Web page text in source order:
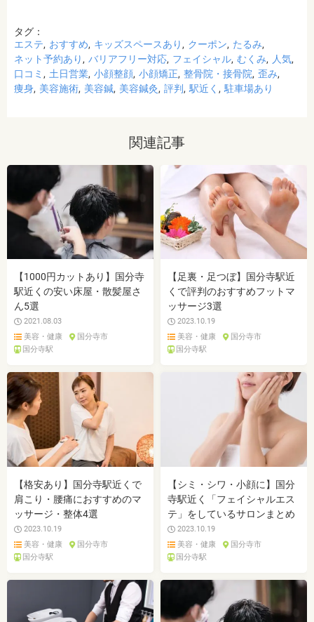
タグ：
エステ
おすすめ キッズスペースあり クーポン
たるみ
ネット予約あり
バリアフリー対応 フェイシャル むくみ
人気
口コミ
土日営業 小顔整顔 小顔矯正 整骨院・接骨院 歪み
痩身 美容施術 美容鍼 美容鍼灸 評判 駅近く 駐車場あり
関連記事
【1000円カットあり】国分寺
駅近くの安い床屋・散髪屋さ
ん5選
2021.08.03
美容・健康
国分寺市
国分寺駅
【足裏・足つぼ】国分寺駅近
くで評判のおすすめフットマ
ッサージ3選
2023.10.19
美容・健康
国分寺市
国分寺駅
【格安あり】国分寺駅近くで
肩こり・腰痛におすすめのマ
ッサージ・整体4選
2023.10.19
美容・健康
国分寺市
国分寺駅
【シミ・シワ・小顔に】国分
寺駅近く「フェイシャルエス
テ」をしているサロンまとめ
2023.10.19
美容・健康
国分寺市
国分寺駅